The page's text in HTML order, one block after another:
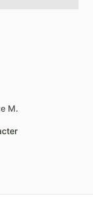
M.